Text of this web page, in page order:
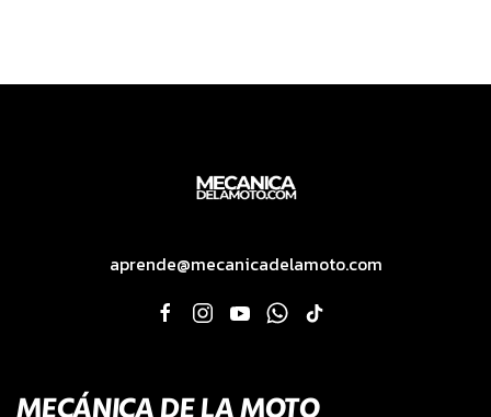
aprende@mecanicadelamoto.com